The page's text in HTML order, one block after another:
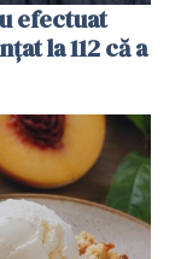
efectuat
la 112 că a